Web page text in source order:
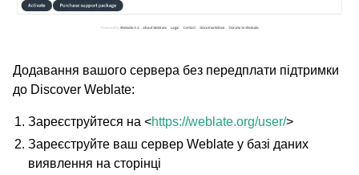
Додавання вашого сервера без передплати підтримки
до Discover Weblate:
Зареєструйтеся на <https://weblate.org/user/>
Зареєструйте ваш сервер Weblate у базі даних
виявлення на сторінці